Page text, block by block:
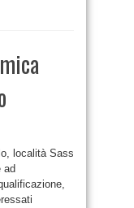
località Sass
ad